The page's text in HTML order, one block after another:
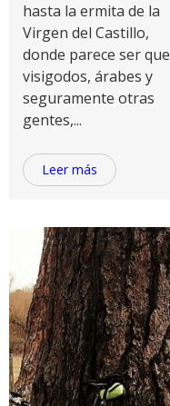
hasta la ermita de la
Virgen del Castillo,
donde parece ser que
visigodos, árabes y
seguramente otras
gentes,...
Leer más